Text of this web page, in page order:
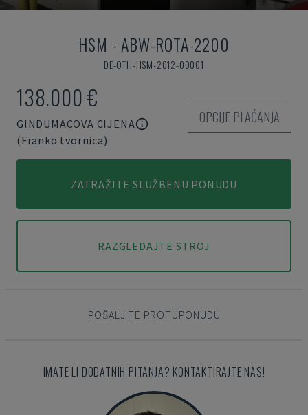
HSM - ABW-ROTA-2200
DE-OTH-HSM-2012-00001
138.000 €
GINDUMACOVA CIJENA
(Franko tvornica)
OPCIJE PLAĆANJA
ZATRAŽITE SLUŽBENU PONUDU
RAZGLEDAJTE STROJ
POŠALJITE PROTUPONUDU
IMATE LI DODATNIH PITANJA? KONTAKTIRAJTE NAS!